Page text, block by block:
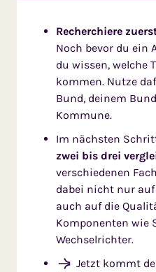
Recherchiere
Noch bevor du ein
du wissen, welche
kommen. Nutze
Bund, deinem
Kommune.
Im nächsten
zwei bis drei
verschiedenen
dabei nicht nur auf
auch auf die
Komponenten wie
Wechselrichter.
Jetzt kommt